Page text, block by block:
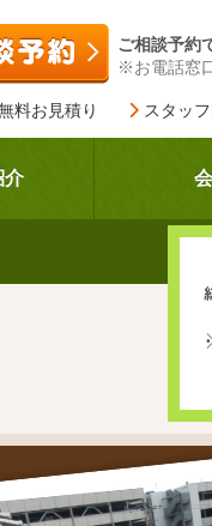
ご相談予約
※お電話窓
料お見積り スタッ
介